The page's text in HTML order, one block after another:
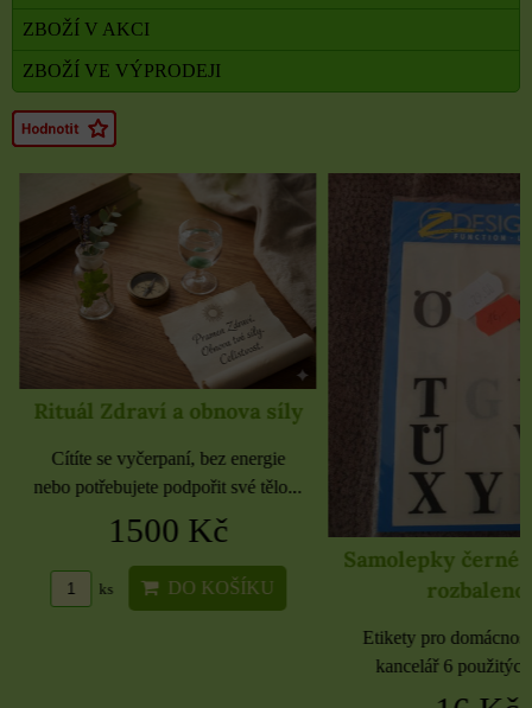
ZBOŽÍ V AKCI
ZBOŽÍ VE VÝPRODEJI
Rituál Zdraví a obnova síly
Cítíte se vyčerpaní, bez energie
nebo potřebujete podpořit své tělo...
1500 Kč
ks DO KOŠÍKU
Samolepky černé
rozbaleno
Etikety pro
kancelář 6 použitých